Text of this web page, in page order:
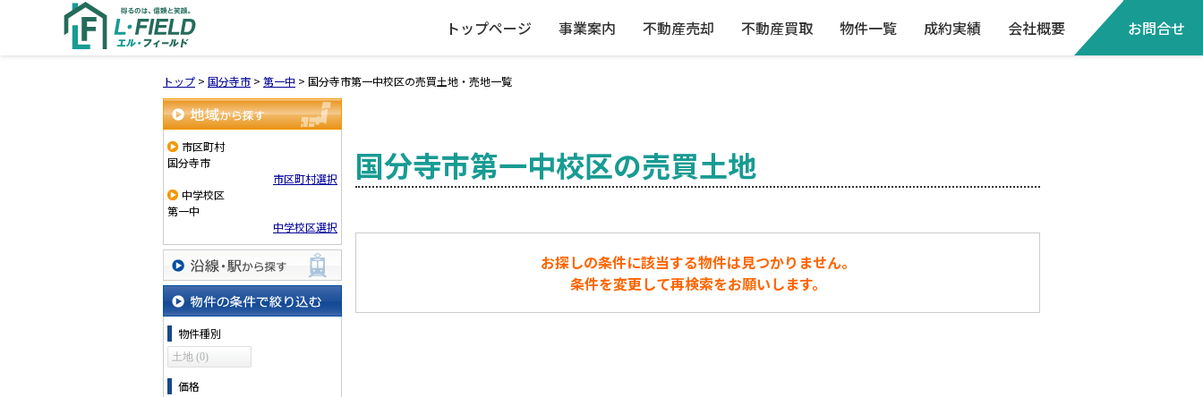
トップページ 事業案内 不動産売却 不動産買取 物件一覧 成約実績 会社概要 お問合せ
トップ > 国分寺市 > 第一中 > 国分寺市第一中校区の売買土地・売地一覧
地域から探す
市区町村
国分寺市
市区町村選択
中学校区
第一中
中学校区選択
沿線・駅から探す
物件の条件で絞り込む
物件種別
土地 (0)
価格
国分寺市第一中校区の売買土地
お探しの条件に該当する物件は見つかりません。
条件を変更して再検索をお願いします。